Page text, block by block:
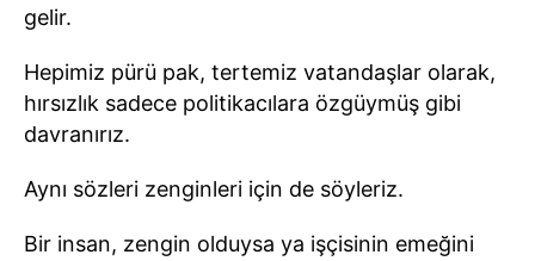
gelir.
Hepimiz pürü pak, tertemiz vatandaşlar olarak,
hırsızlık sadece politikacılara özgüymüş gibi
davranırız.
Aynı sözleri zenginleri için de söyleriz.
Bir insan, zengin olduysa ya işçisinin emeğini